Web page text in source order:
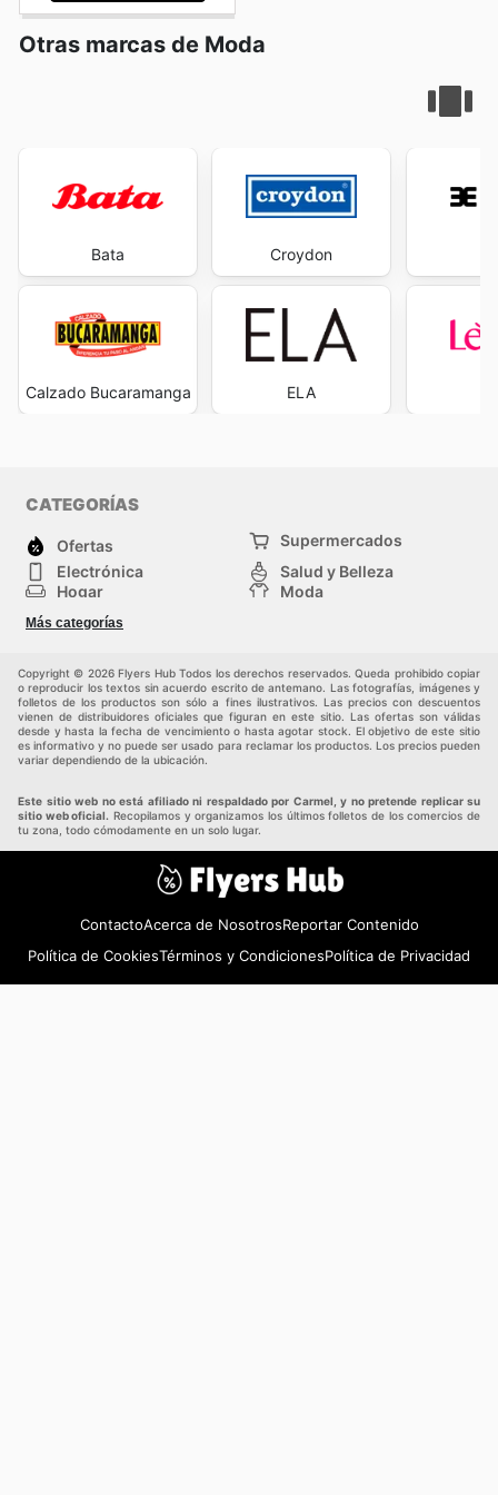
Otras marcas de Moda
Bata
Calzado Bucaramanga
Croydon
ELA
CATEGORÍAS
Ofertas
Supermercados
Electrónica
Salud y Belleza
Hogar
Moda
Herramientas y jardinería
Infancia
Más categorías
Copyright © 2026 Flyers Hub Todos los derechos reservados. Queda prohibido copiar
o reproducir los textos sin acuerdo escrito de antemano. Las fotografías, imágenes y
folletos de los productos son sólo a fines ilustrativos. Las precios con descuentos
vienen de distribuidores oficiales que figuran en este sitio. Las ofertas son válidas
desde y hasta la fecha de vencimiento o hasta agotar stock. El objetivo de este sitio
es informativo y no puede ser usado para reclamar los productos. Los precios pueden
variar dependiendo de la ubicación.
Este sitio web no está afiliado ni respaldado por Carmel, y no pretende replicar su
sitio web oficial. Recopilamos y organizamos los últimos folletos de los comercios de
tu zona, todo cómodamente en un solo lugar.
ContactoAcerca de NosotrosReportar Contenido
Política de CookiesTérminos y CondicionesPolítica de Privacidad